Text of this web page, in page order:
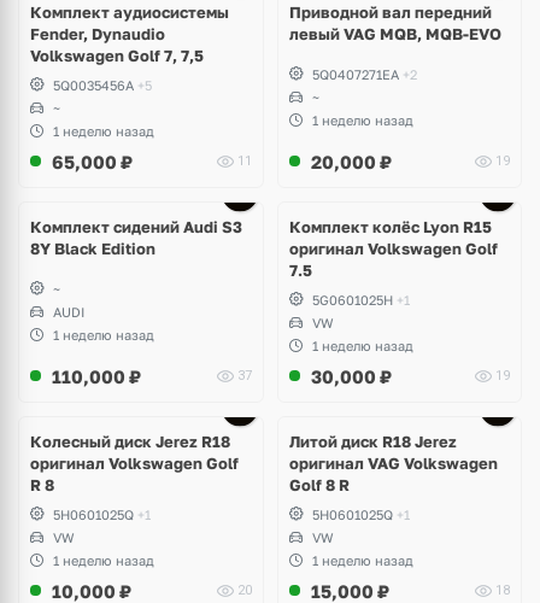
Комплект аудиосистемы
Fender, Dynaudio
Volkswagen Golf 7, 7,5
5Q0035456A +5
~
1 неделю назад
65,000 ₽ 11
Приводной вал передний
левый VAG MQB, MQB-EVO
5Q0407271EA +2
~
1 неделю назад
20,000 ₽ 19
Комплект сидений Audi S3
8Y Black Edition
~
AUDI
1 неделю назад
110,000 ₽ 37
Комплект колёс Lyon R15
оригинал Volkswagen Golf
7.5
5G0601025H +1
VW
1 неделю назад
30,000 ₽ 19
Колесный диск Jerez R18
оригинал Volkswagen Golf
R 8
5H0601025Q +1
VW
1 неделю назад
10,000 ₽ 20
Литой диск R18 Jerez
оригинал VAG Volkswagen
Golf 8 R
5H0601025Q +1
VW
1 неделю назад
15,000 ₽ 18